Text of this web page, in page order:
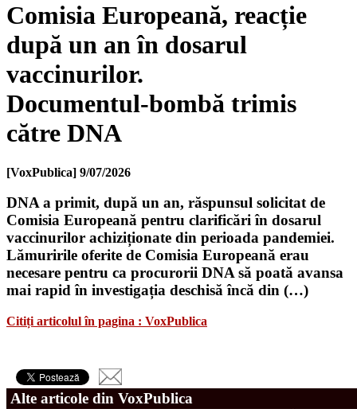
Comisia Europeană, reacție
după un an în dosarul
vaccinurilor.
Documentul‑bombă trimis
către DNA
[VoxPublica] 9/07/2026
DNA a primit, după un an, răspunsul solicitat de
Comisia Europeană pentru clarificări în dosarul
vaccinurilor achiziționate din perioada pandemiei.
Lămuririle oferite de Comisia Europeană erau
necesare pentru ca procurorii DNA să poată avansa
mai rapid în investigația deschisă încă din (…)
Citiți articolul în pagina : VoxPublica
Alte articole din VoxPublica